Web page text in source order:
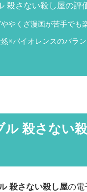
殺さない殺し屋の評
やくざ漫画が苦手でも
×バイオレンスのバラ
ル 殺さない
殺さない殺し屋の電